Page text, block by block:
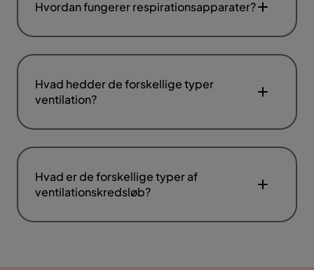
Hvordan fungerer respirationsapparater?
Hvad hedder de forskellige typer
ventilation?
Hvad er de forskellige typer af
ventilationskredsløb?